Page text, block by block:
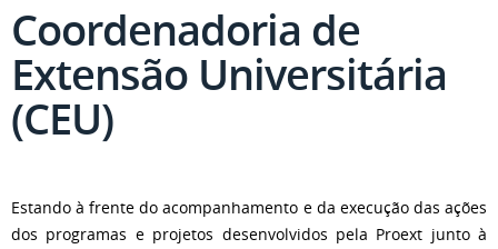
Coordenadoria de
Extensão Universitária
(CEU)
Estando à frente do acompanhamento e da execução das ações
dos programas e projetos desenvolvidos pela Proext junto à